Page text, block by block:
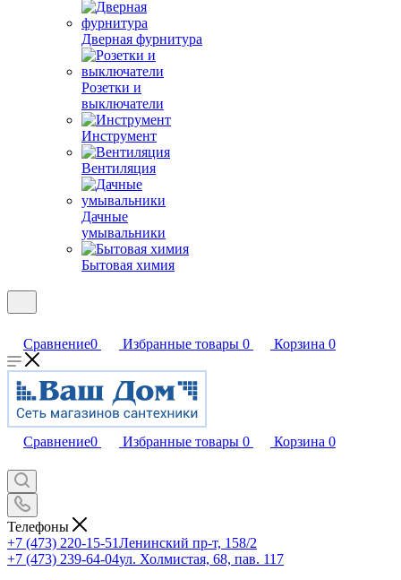
Дверная фурнитура
Розетки и
выключатели
Инструмент
Вентиляция
Дачные
умывальники
Бытовая химия
Сравнение0 Избранные товары 0 Корзина 0
Сравнение0 Избранные товары 0 Корзина 0
Телефоны
+7 (473) 220-15-51Ленинский пр-т, 158/2
+7 (473) 239-64-04ул. Холмистая, 68, пав. 117